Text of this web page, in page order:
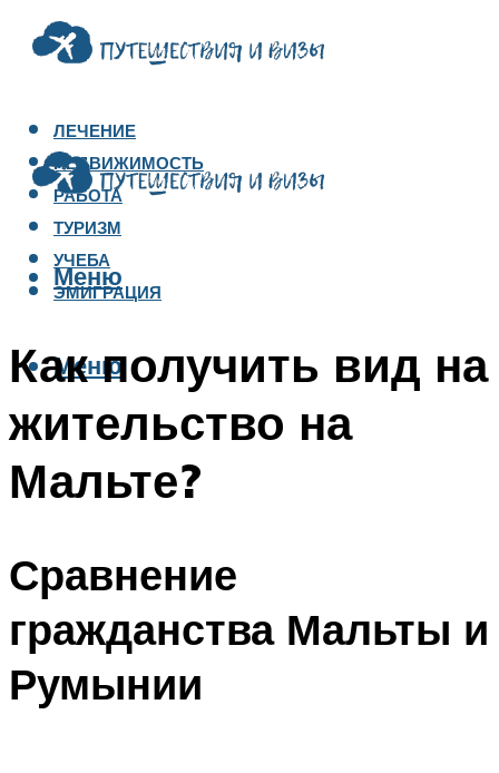
ЛЕЧЕНИЕ
НЕДВИЖИМОСТЬ
РАБОТА
ТУРИЗМ
УЧЕБА
ЭМИГРАЦИЯ
Меню
Меню
Как получить вид на
жительство на
Мальте?
Сравнение
гражданства Мальты и
Румынии